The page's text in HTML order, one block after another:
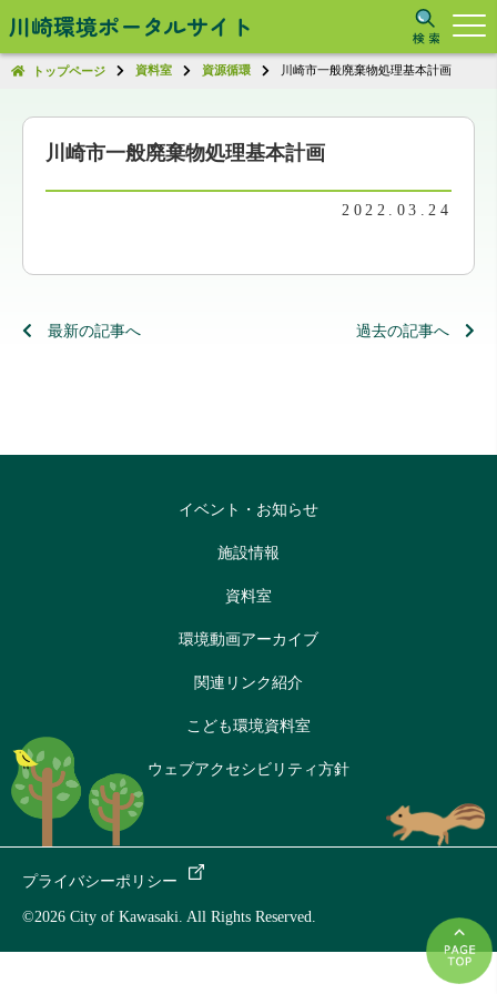
川崎環境ポータルサイト
トップページ 資料室 資源循環 川崎市一般廃棄物処理基本計画
川崎市一般廃棄物処理基本計画
2022.03.24
最新の記事へ 過去の記事へ
イベント・お知らせ
施設情報
資料室
環境動画アーカイブ
関連リンク紹介
こども環境資料室
ウェブアクセシビリティ方針
プライバシーポリシー
©2026 City of Kawasaki. All Rights Reserved.